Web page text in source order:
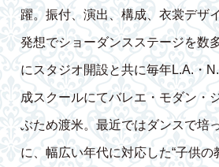
躍。振付、演出、構成、衣裳デザ
発想でショーダンスステージを数
にスタジオ開設と共に毎年L.A.・
成スクールにてバレエ・モダン・
ぶため渡米。最近ではダンスで培
に、幅広い年代に対応した“子供の